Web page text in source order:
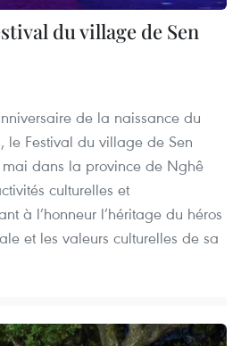
du village de Sen
de la naissance du
le Festival du village de Sen
mai dans la province de Nghê
culturelles et
à l’honneur l’héritage du héros
et les valeurs culturelles de sa